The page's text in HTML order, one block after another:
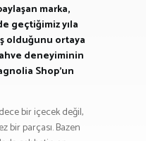
marka,
geçtiğimiz yıla
olduğunu ortaya
deneyiminin
Shop’un
bir içecek değil,
bir parçası. Bazen